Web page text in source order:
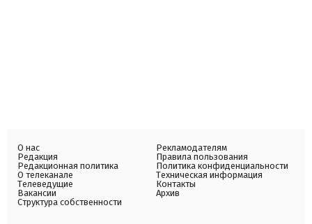
О нас
Редакция
Редакционная политика
О телеканале
Телеведущие
Вакансии
Структура собственности
Рекламодателям
Правила пользования
Политика конфиденциальности
Техническая информация
Контакты
Архив